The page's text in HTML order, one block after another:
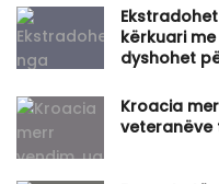
kërkuari
dyshohet
Kroacia